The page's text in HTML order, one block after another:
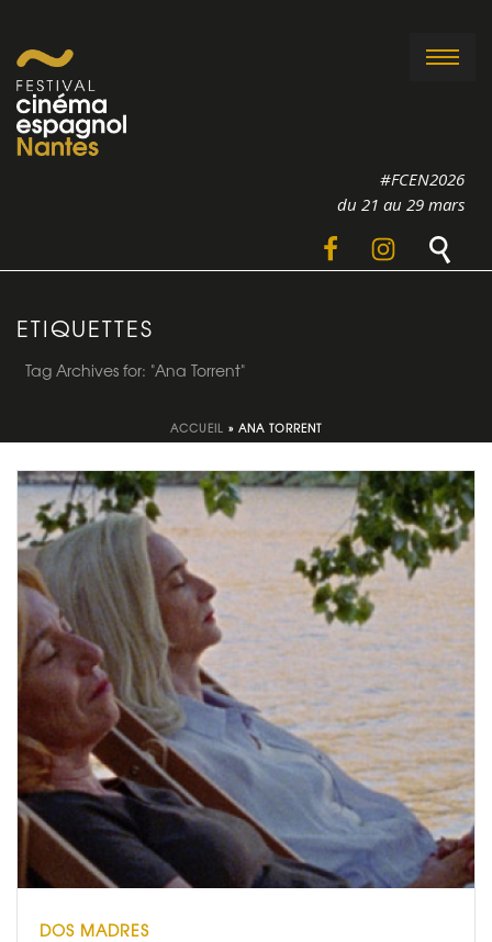
#FCEN2026
du 21 au 29 mars
ETIQUETTES
Tag Archives for: "Ana Torrent"
ACCUEIL » ANA TORRENT
DOS MADRES